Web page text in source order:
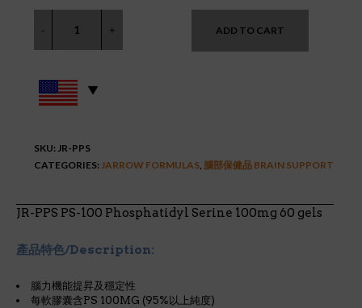
ADD TO CART
SKU:JR-PPS
CATEGORIES:JARROW FORMULAS, 腦部保健品 BRAIN SUPPORT
JR-PPS PS-100 Phosphatidyl Serine 100mg 60 gels
產品特色/Description:
腦力機能提昇及穩定性
每軟膠囊含PS 100MG (95%以上純度)